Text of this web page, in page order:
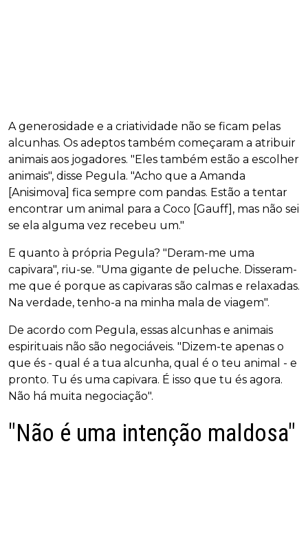
A generosidade e a criatividade não se ficam pelas
alcunhas. Os adeptos também começaram a atribuir
animais aos jogadores. "Eles também estão a escolher
animais", disse Pegula. "Acho que a Amanda
[Anisimova] fica sempre com pandas. Estão a tentar
encontrar um animal para a Coco [Gauff], mas não sei
se ela alguma vez recebeu um."
E quanto à própria Pegula? "Deram-me uma
capivara", riu-se. "Uma gigante de peluche. Disseram-
me que é porque as capivaras são calmas e relaxadas.
Na verdade, tenho-a na minha mala de viagem".
De acordo com Pegula, essas alcunhas e animais
espirituais não são negociáveis. "Dizem-te apenas o
que és - qual é a tua alcunha, qual é o teu animal - e
pronto. Tu és uma capivara. É isso que tu és agora.
Não há muita negociação".
"Não é uma intenção maldosa"